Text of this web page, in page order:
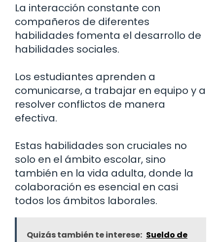
La interacción constante con
compañeros de diferentes
habilidades fomenta el desarrollo de
habilidades sociales.
Los estudiantes aprenden a
comunicarse, a trabajar en equipo y a
resolver conflictos de manera
efectiva.
Estas habilidades son cruciales no
solo en el ámbito escolar, sino
también en la vida adulta, donde la
colaboración es esencial en casi
todos los ámbitos laborales.
Quizás también te interese: Sueldo de